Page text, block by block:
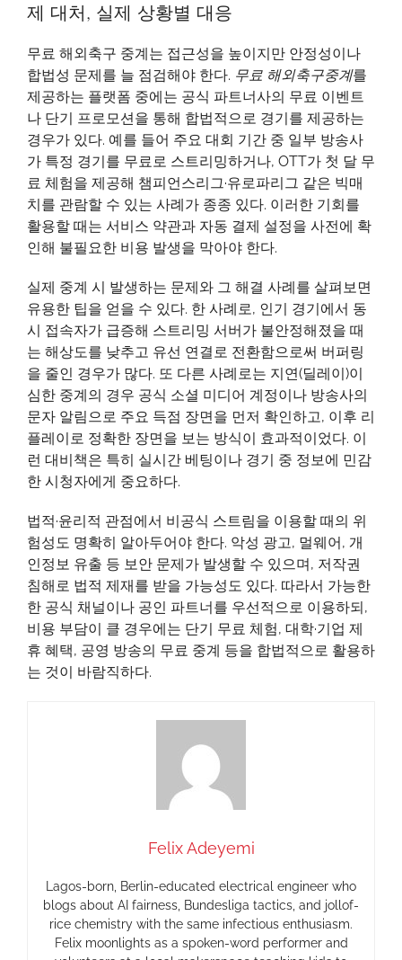
제 대처, 실제 상황별 대응
무료 해외축구 중계는 접근성을 높이지만 안정성이나
합법성 문제를 늘 점검해야 한다. 무료 해외축구중계를
제공하는 플랫폼 중에는 공식 파트너사의 무료 이벤트
나 단기 프로모션을 통해 합법적으로 경기를 제공하는
경우가 있다. 예를 들어 주요 대회 기간 중 일부 방송사
가 특정 경기를 무료로 스트리밍하거나, OTT가 첫 달 무
료 체험을 제공해 챔피언스리그·유로파리그 같은 빅매
치를 관람할 수 있는 사례가 종종 있다. 이러한 기회를
활용할 때는 서비스 약관과 자동 결제 설정을 사전에 확
인해 불필요한 비용 발생을 막아야 한다.
실제 중계 시 발생하는 문제와 그 해결 사례를 살펴보면
유용한 팁을 얻을 수 있다. 한 사례로, 인기 경기에서 동
시 접속자가 급증해 스트리밍 서버가 불안정해졌을 때
는 해상도를 낮추고 유선 연결로 전환함으로써 버퍼링
을 줄인 경우가 많다. 또 다른 사례로는 지연(딜레이)이
심한 중계의 경우 공식 소셜 미디어 계정이나 방송사의
문자 알림으로 주요 득점 장면을 먼저 확인하고, 이후 리
플레이로 정확한 장면을 보는 방식이 효과적이었다. 이
런 대비책은 특히 실시간 베팅이나 경기 중 정보에 민감
한 시청자에게 중요하다.
법적·윤리적 관점에서 비공식 스트림을 이용할 때의 위
험성도 명확히 알아두어야 한다. 악성 광고, 멀웨어, 개
인정보 유출 등 보안 문제가 발생할 수 있으며, 저작권
침해로 법적 제재를 받을 가능성도 있다. 따라서 가능한
한 공식 채널이나 공인 파트너를 우선적으로 이용하되,
비용 부담이 클 경우에는 단기 무료 체험, 대학·기업 제
휴 혜택, 공영 방송의 무료 중계 등을 합법적으로 활용하
는 것이 바람직하다.
Felix Adeyemi
Lagos-born, Berlin-educated electrical engineer who
blogs about AI fairness, Bundesliga tactics, and jollof-
rice chemistry with the same infectious enthusiasm.
Felix moonlights as a spoken-word performer and